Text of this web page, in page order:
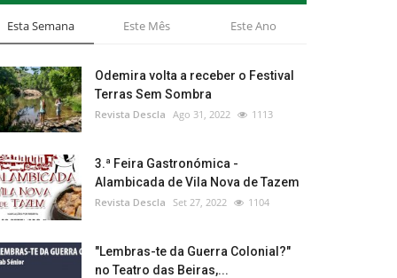
Esta Semana Este Mês Este Ano
Odemira volta a receber o Festival
Terras Sem Sombra
Revista Descla Ago 31, 2022 1113
3.ª Feira Gastronómica -
Alambicada de Vila Nova de Tazem
Revista Descla Set 27, 2022 1104
"Lembras-te da Guerra Colonial?"
no Teatro das Beiras,...